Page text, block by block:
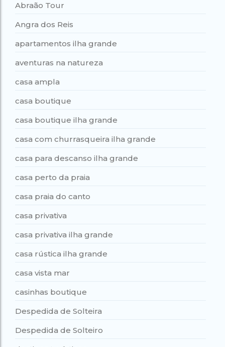
Abraão Tour
Angra dos Reis
apartamentos ilha grande
aventuras na natureza
casa ampla
casa boutique
casa boutique ilha grande
casa com churrasqueira ilha grande
casa para descanso ilha grande
casa perto da praia
casa praia do canto
casa privativa
casa privativa ilha grande
casa rústica ilha grande
casa vista mar
casinhas boutique
Despedida de Solteira
Despedida de Solteiro